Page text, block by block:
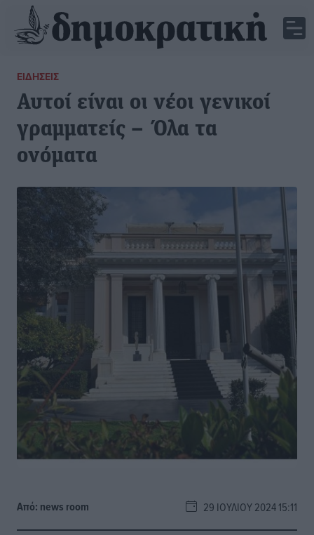
ΕΙΔΉΣΕΙΣ
Αυτοί είναι οι νέοι γενικοί
γραμματείς – Όλα τα
ονόματα
Από: news room 29 ΙΟΥΛΊΟΥ 2024 15:11